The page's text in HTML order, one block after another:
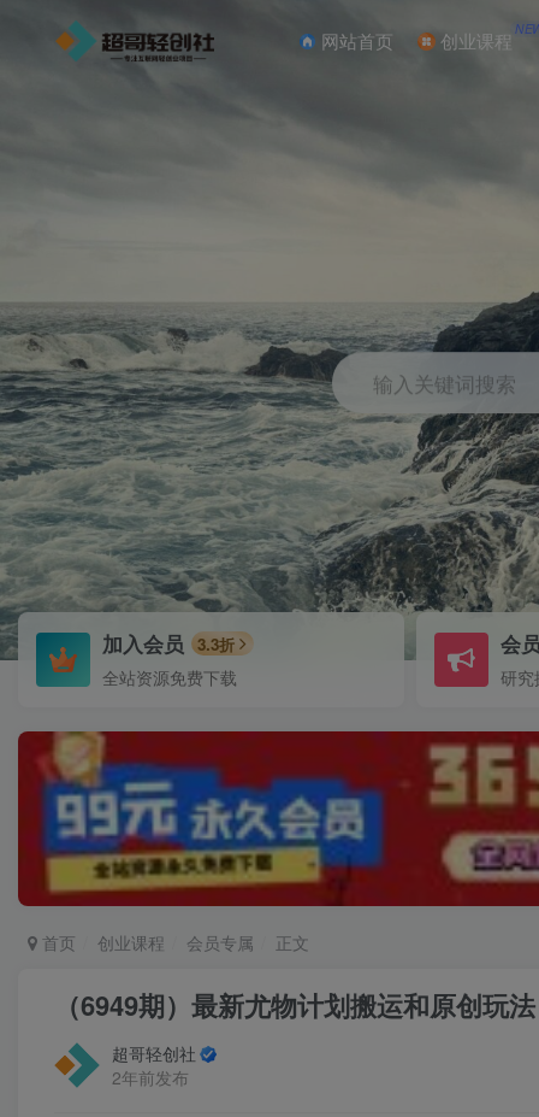
网站首页 创业课程
输入关键词搜索
加入会员 3.3折
全站资源免费下载
会
研究
首页 创业课程 会员专属 正文
（6949期）最新尤物计划搬运和原创玩
超哥轻创社
2年前发布